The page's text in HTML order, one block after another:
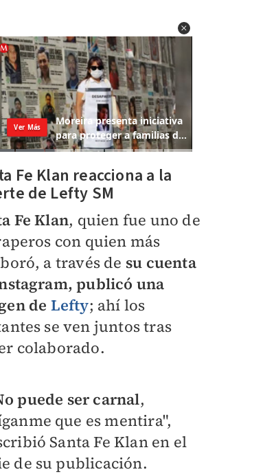
Fe Klan reacciona a la
de Lefty SM
Fe Klan, quien fue uno de
con quien más
a través de su cuenta
publicó una
de Lefty; ahí los
se ven juntos tras
colaborado.
puede ser carnal,
que es mentira",
Santa Fe Klan en el
de su publicación.